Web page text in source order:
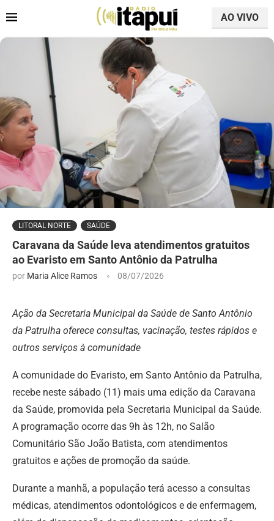
AO VIVO
LITORAL NORTE SAÚDE
Caravana da Saúde leva atendimentos gratuitos
ao Evaristo em Santo Antônio da Patrulha
por Maria Alice Ramos 08/07/2026
Ação da Secretaria Municipal da Saúde de Santo Antônio
da Patrulha oferece consultas, vacinação, testes rápidos e
outros serviços à comunidade
A comunidade do Evaristo, em Santo Antônio da Patrulha,
recebe neste sábado (11) mais uma edição da Caravana
da Saúde, promovida pela Secretaria Municipal da Saúde.
A programação ocorre das 9h às 12h, no Salão
Comunitário São João Batista, com atendimentos
gratuitos e ações de promoção da saúde.
Durante a manhã, a população terá acesso a consultas
médicas, atendimentos odontológicos e de enfermagem,